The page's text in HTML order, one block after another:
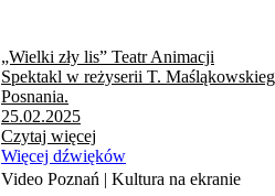
„Wielki zły lis” Teatr Animacji
Spektakl w reżyserii T.
Posnania.
25.02.2025
Czytaj więcej
Więcej dźwięków
Video Poznań | Kultura na ekranie